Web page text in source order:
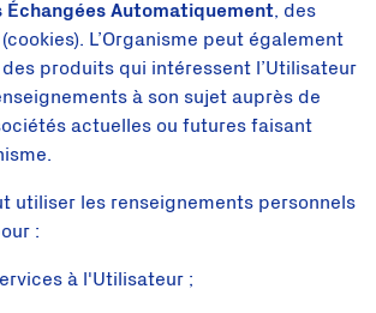
Échangées Automatiquement, des
L’Organisme peut également
produits qui intéressent l’Utilisateur
à son sujet auprès de
actuelles ou futures faisant
utiliser les renseignements personnels
:
à l'Utilisateur ;